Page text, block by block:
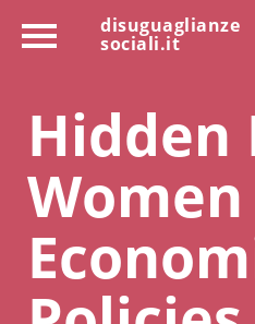
disuguaglianze
sociali.it
Hidden